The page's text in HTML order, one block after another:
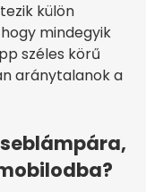
külön
mindegyik
széles körű
aránytalanok a